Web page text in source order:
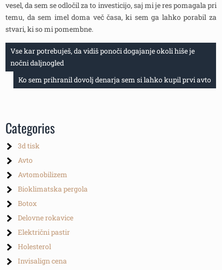
vesel, da sem se odločil za to investicijo, saj mi je res pomagala pri
temu, da sem imel doma več časa, ki sem ga lahko porabil za
stvari, ki so mi pomembne.
Navigacija
prispevka
Vse kar potrebuješ, da vidiš ponoči dogajanje okoli hiše je
nočni daljnogled
Ko sem prihranil dovolj denarja sem si lahko kupil prvi avto
Categories
3d tisk
Avto
Avtomobilizem
Bioklimatska pergola
Botox
Delovne rokavice
Električni pastir
Holesterol
Invisalign cena